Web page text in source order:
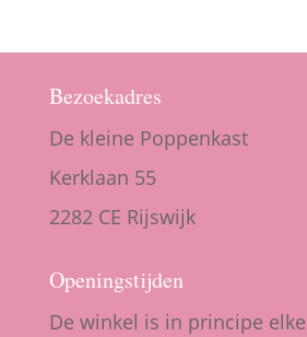
Bezoekadres
De kleine Poppenkast
Kerklaan 55
2282 CE Rijswijk
Openingstijden
De winkel is in principe